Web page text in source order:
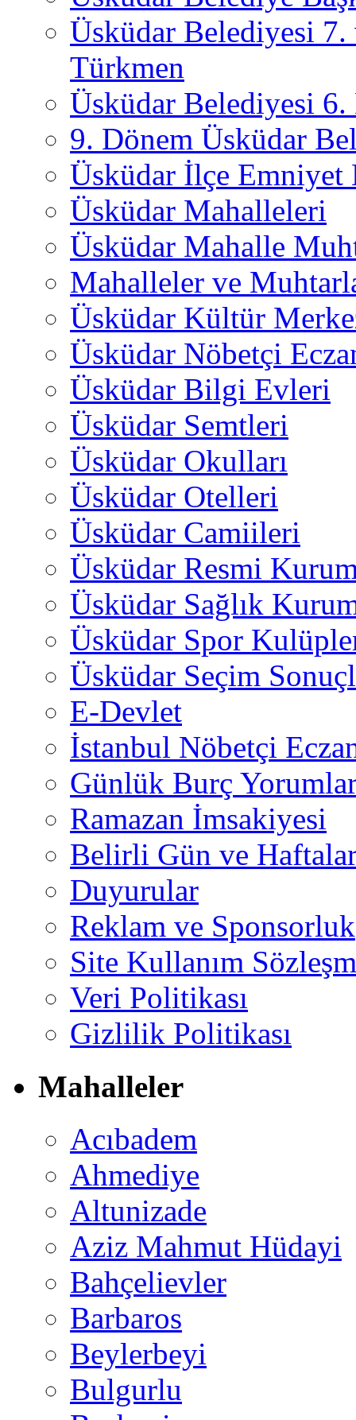
Üsküdar Belediyesi
Türkmen
Üsküdar Belediyesi 6.
9. Dönem Üsküdar
Üsküdar İlçe
Üsküdar Mahalleleri
Üsküdar Mahalle
Mahalleler ve
Üsküdar Kültür
Üsküdar Nöbetçi
Üsküdar Bilgi Evleri
Üsküdar Semtleri
Üsküdar Okulları
Üsküdar Otelleri
Üsküdar Camiileri
Üsküdar Resmi
Üsküdar Sağlık
Üsküdar Spor
Üsküdar Seçim
E-Devlet
İstanbul Nöbetçi
Günlük Burç
Ramazan İmsakiyesi
Belirli Gün ve
Duyurular
Reklam ve Sponsorluk
Site Kullanım
Veri Politikası
Gizlilik Politikası
Mahalleler
Acıbadem
Ahmediye
Altunizade
Aziz Mahmut Hüdayi
Bahçelievler
Barbaros
Beylerbeyi
Bulgurlu